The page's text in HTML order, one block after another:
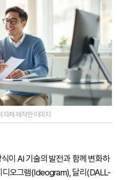
자체 제작한 이미지
이 AI 기술의 발전과 함께 변화하
오그램(Ideogram), 달리(DALL-